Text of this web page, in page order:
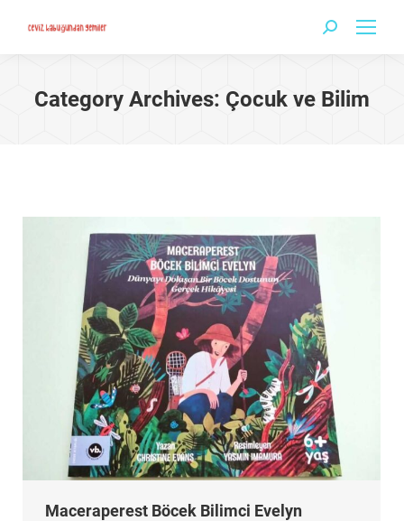
Search:
Category Archives: Çocuk ve Bilim
Maceraperest Böcek Bilimci Evelyn